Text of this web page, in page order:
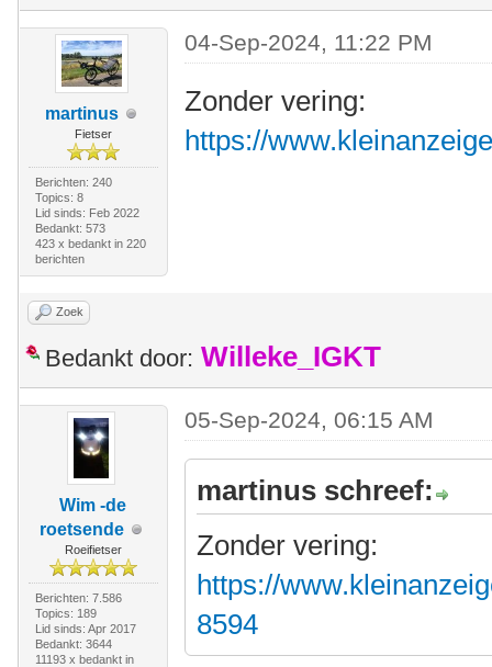
martinus
Fietser
Berichten: 240
Topics: 8
Lid sinds: Feb 2022
Bedankt: 573
423 x bedankt in 220
berichten
04-Sep-2024, 11:22 PM
Zonder vering:
https://
Zoek
Bedankt door: Willeke_IGKT
Wim -de
roetsende
Roeifietser
Berichten: 7.586
Topics: 189
Lid sinds: Apr 2017
Bedankt: 3644
11193 x bedankt in
05-Sep-2024, 06:15 AM
martinus schreef:
Zonder vering:
https://
8594